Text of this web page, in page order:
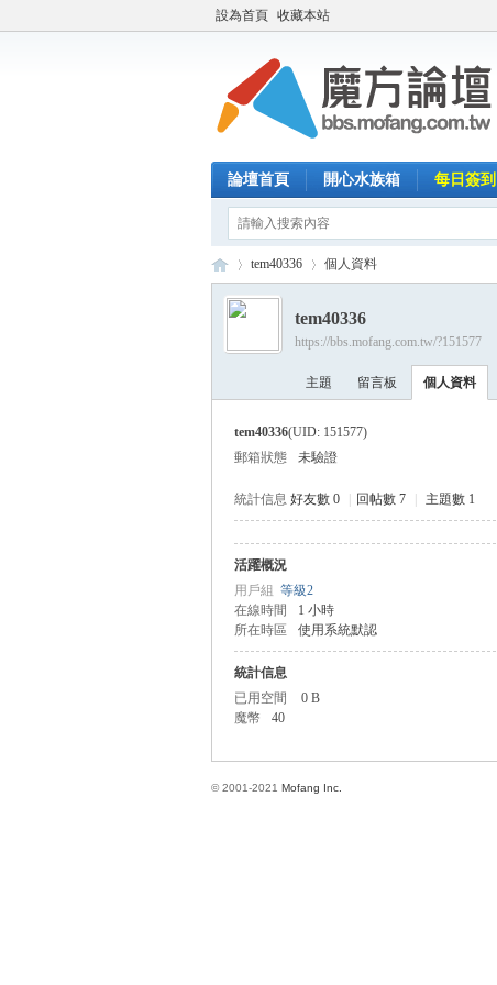
設為首頁 收藏本站
論壇首頁 開心水族箱 每日簽到
›
tem40336 個人資料
tem40336
https://bbs.mofang.com.tw/?151577
主題 留言板 個人資料
tem40336(UID: 151577)
郵箱狀態
未驗證
統計信息 好友數 0 回帖數 7 主題數 1
活躍概況
用戶組 等級2
在線時間
1 小時
所在時區
使用系統默認
統計信息
已用空間
0 B
魔幣
40
© 2001-2021 Mofang Inc.